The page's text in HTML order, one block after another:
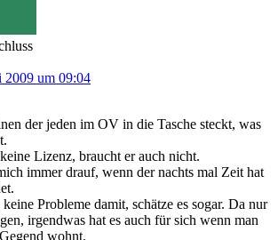
2009 um 09:04
der jeden im OV in die Tasche steckt, was
Lizenz, braucht er auch nicht.
immer drauf, wenn der nachts mal Zeit hat
Probleme damit, schätze es sogar. Da nur
irgendwas hat es auch für sich wenn man
wohnt.